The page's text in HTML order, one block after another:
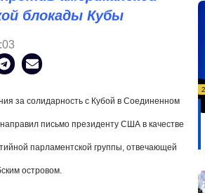
блокады Кубы
за солидарность с Кубой в Соединенном
письмо президенту США в качестве
парламентской группы, отвечающей
островом.